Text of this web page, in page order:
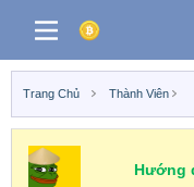
Trang Chủ Thành Viên
Hướng